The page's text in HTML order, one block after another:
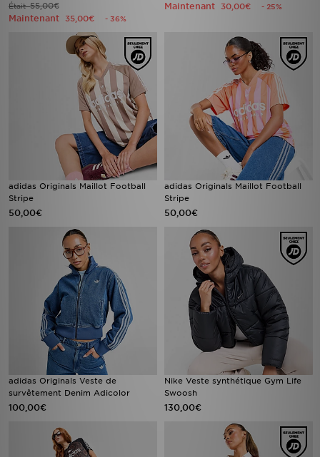
Était55,00€
Maintenant 35,00€ - 36%
Maintenant 30,00€ - 25%
adidas Originals Maillot Football
Stripe
50,00€
adidas Originals Maillot Football
Stripe
50,00€
adidas Originals Veste de
survêtement Denim Adicolor
100,00€
Nike Veste synthétique Gym Life
Swoosh
130,00€